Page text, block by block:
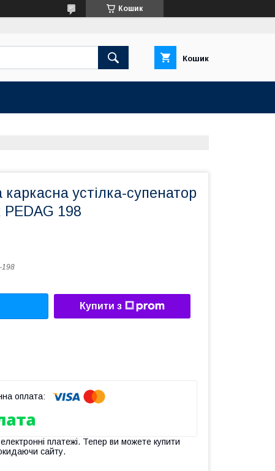
Кошик
Кошик
устілка-супенатор
PEDAG 198
198
Купити з
електронні платежі. Тепер ви можете купити
сайту.